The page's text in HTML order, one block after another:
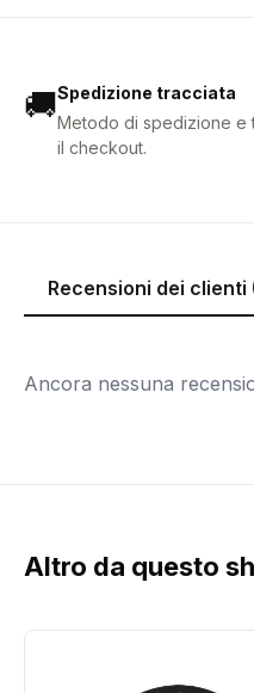
🚚Spedizione tracciata
Metodo di spedizione e
il checkout.
Recensioni dei clienti
Ancora nessuna
Altro da questo